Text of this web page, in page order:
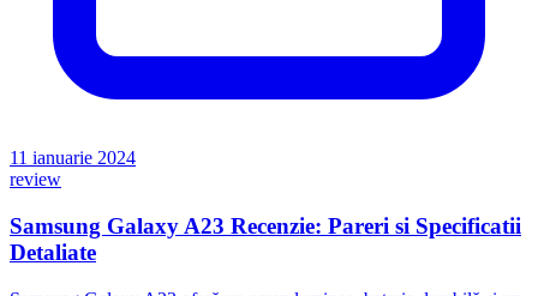
11 ianuarie 2024
review
Samsung Galaxy A23 Recenzie: Pareri si Specificatii
Detaliate